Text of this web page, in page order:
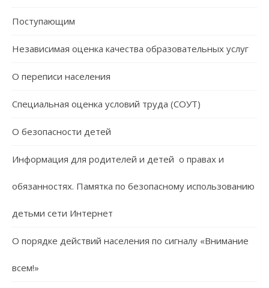
Поступающим
Независимая оценка качества образовательных услуг
О переписи населения
Специальная оценка условий труда (СОУТ)
О безопасности детей
Информация для родителей и детей о правах и
обязанностях. Памятка по безопасному использованию
детьми сети Интернет
О порядке действий населения по сигналу «Внимание
всем!»